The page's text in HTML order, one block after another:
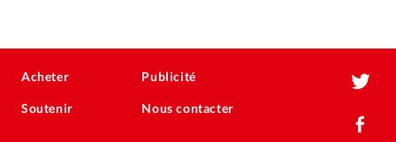
Acheter
Soutenir
Publicité
Nous contacter